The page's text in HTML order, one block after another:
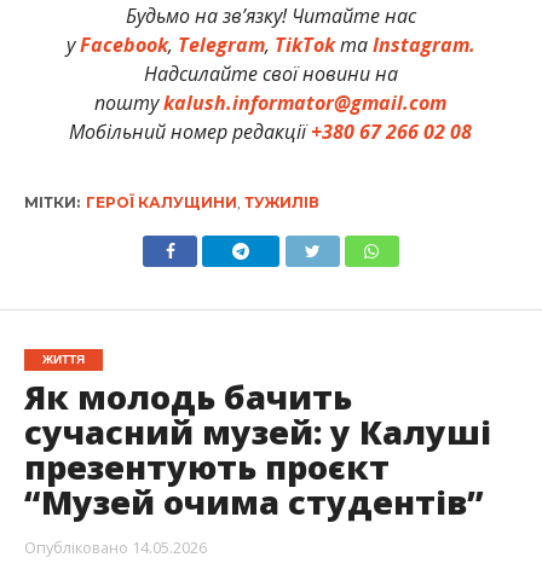
Будьмо на зв’язку! Читайте нас
уFacebook, Telegram, TikTokтаInstagram.
Надсилайте свої новини на
поштуkalush.informator@gmail.com
Мобільний номер редакції+380 67 266 02 08
МІТКИ: ГЕРОЇ КАЛУЩИНИ ТУЖИЛІВ
ЖИТТЯ
Як молодь бачить
сучасний музей: у Калуші
презентують проєкт
“Музей очима студентів”
Опубліковано 14.05.2026